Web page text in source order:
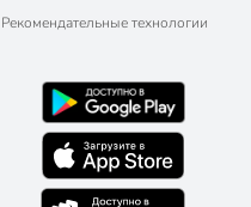
Рекомендательные технологии